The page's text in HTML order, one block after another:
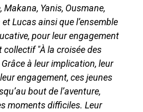
Makana, Yanis, Ousmane,
Lucas ainsi que l’ensemble
pour leur engagement
collectif "À la croisée des
à leur implication, leur
engagement, ces jeunes
bout de l’aventure,
moments difficiles. Leur